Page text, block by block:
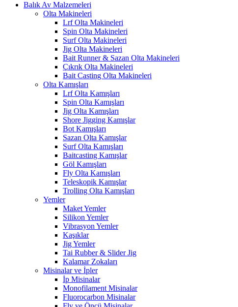
Balık Av Malzemeleri
Olta Makineleri
Lrf Olta Makineleri
Spin Olta Makineleri
Surf Olta Makineleri
Jig Olta Makineleri
Bait Runner & Sazan Olta Makineleri
Çıkrık Olta Makineleri
Bait Casting Olta Makineleri
Olta Kamışları
Lrf Olta Kamışları
Spin Olta Kamışları
Jig Olta Kamışları
Shore Jigging Kamışlar
Bot Kamışları
Sazan Olta Kamışlar
Surf Olta Kamışları
Baitcasting Kamışlar
Göl Kamışları
Fly Olta Kamışları
Teleskopik Kamışlar
Trolling Olta Kamışları
Yemler
Maket Yemler
Silikon Yemler
Vibrasyon Yemler
Kaşıklar
Jig Yemler
Tai Rubber & Slider Jig
Kalamar Zokaları
Misinalar ve İpler
İp Misinalar
Monofilament Misinalar
Fluorocarbon Misinalar